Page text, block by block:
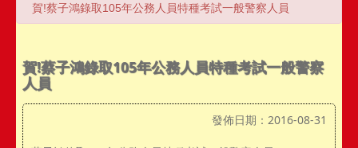
賀!本校戲劇創作與應用學系系友考取103年教師甄選榜單
賀!蔡子鴻錄取105年公務人員特種考試一般警察人員
賀!蔡子鴻錄取105年公務人員特種考試一般警察
人員
發佈日期：2016-08-31